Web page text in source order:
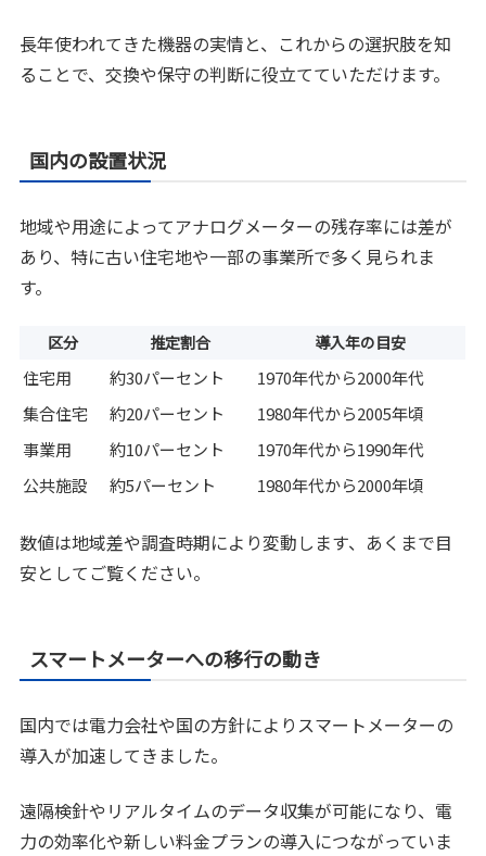
長年使われてきた機器の実情と、これからの選択肢を知
ることで、交換や保守の判断に役立てていただけます。
国内の設置状況
地域や用途によってアナログメーターの残存率には差が
あり、特に古い住宅地や一部の事業所で多く見られま
す。
区分 推定割合 導入年の目安
住宅用 約30パーセント
1970年代から2000年代
集合住宅
約20パーセント
1980年代から2005年頃
事業用
約10パーセント
1970年代から1990年代
公共施設
約5パーセント 1980年代から2000年頃
数値は地域差や調査時期により変動します、あくまで目
安としてご覧ください。
スマートメーターへの移行の動き
国内では電力会社や国の方針によりスマートメーターの
導入が加速してきました。
遠隔検針やリアルタイムのデータ収集が可能になり、電
力の効率化や新しい料金プランの導入につながっていま